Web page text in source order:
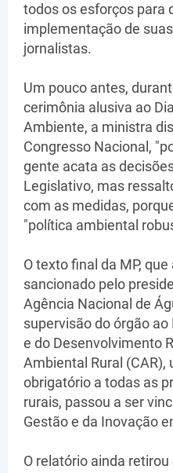
todos os esforços para
implementação de
jornalistas.
Um pouco antes,
cerimônia alusiva ao
Ambiente, a ministra
Congresso Nacional,
gente acata as
Legislativo, mas
com as medidas,
"política ambiental
O texto final da MP,
sancionado pelo
Agência Nacional de
supervisão do órgão
e do Desenvolvimento
Ambiental Rural
obrigatório a todas as
rurais, passou a ser
Gestão e da Inovação
O relatório ainda